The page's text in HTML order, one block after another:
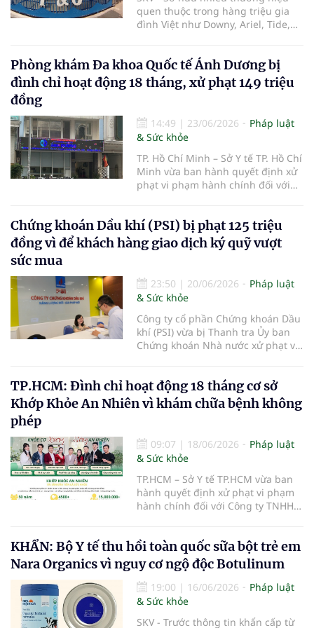
quen thuộc trong hàng triệu gia
đình Việt như Downy, Ariel, Tide,
Việt Nam (P&G Việt Nam) vừa bị Ủy
ban Cạnh tranh Quốc gia xử phạt
390 triệu đồng do có hành vi vi
người tiêu dùng.
Phòng khám Đa khoa Quốc tế Ánh Dương bị
đình chỉ hoạt động 18 tháng, xử phạt 149 triệu
đồng
14:49 | 23/06/2026
Pháp luật
& Sức khỏe
TP. Hồ Chí Minh – Sở Y tế TP. Hồ Chí
Minh vừa ban hành quyết định xử
phạt vi phạm hành chính đối với
Bệnh viện Ánh Dương, với tổng số
tiền 149 triệu đồng do nhiều vi
phạm trong hoạt động khám, chữa
Chứng khoán Dầu khí (PSI) bị phạt 125 triệu
đồng vì để khách hàng giao dịch ký quỹ vượt
sức mua
23:50 | 20/06/2026
Pháp luật
& Sức khỏe
Công ty cổ phần Chứng khoán Dầu
khí (PSI) vừa bị Thanh tra Ủy ban
Chứng khoán Nhà nước xử phạt vi
khoán.
TP.HCM: Đình chỉ hoạt động 18 tháng cơ sở
Khớp Khỏe An Nhiên vì khám chữa bệnh không
phép
09:07 | 18/06/2026
Pháp luật
& Sức khỏe
TP.HCM – Sở Y tế TP.HCM vừa ban
hành quyết định xử phạt vi phạm
hành chính đối với Công ty TNHH
vụ khám bệnh, chữa bệnh khi chưa
được cấp giấy phép hoạt động
theo quy định của pháp luật.
KHẨN: Bộ Y tế thu hồi toàn quốc sữa bột trẻ em
Nara Organics vì nguy cơ ngộ độc Botulinum
19:00 | 16/06/2026
Pháp luật
& Sức khỏe
SKV - Trước thông tin khẩn cấp từ